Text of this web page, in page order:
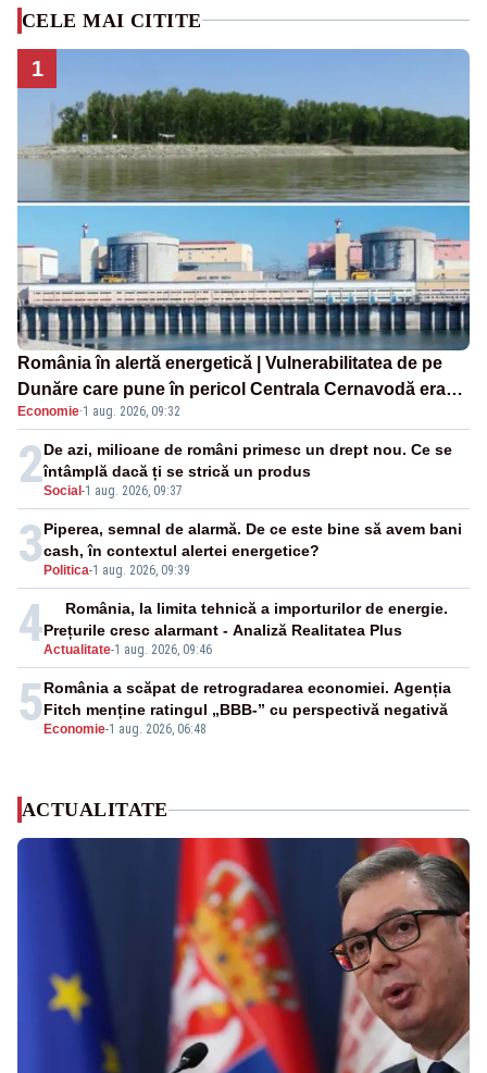
CELE MAI CITITE
1
România în alertă energetică | Vulnerabilitatea de pe
Dunăre care pune în pericol Centrala Cernavodă era
cunoscută de pe vremea lui Ceaușescu
Economie·1 aug. 2026, 09:32
2Social -1 aug. 2026, 09:37
De azi, milioane de români primesc un drept nou. Ce se
întâmplă dacă ți se strică un produs
3 Politica-1 aug. 2026, 09:39
Piperea, semnal de alarmă. De ce este bine să avem bani
cash, în contextul alertei energetice?
4Actualitate-1 aug. 2026, 09:46
România, la limita tehnică a importurilor de energie.
Prețurile cresc alarmant - Analiză Realitatea Plus
5 Economie-1 aug. 2026, 06:48
România a scăpat de retrogradarea economiei. Agenția
Fitch menține ratingul „BBB-” cu perspectivă negativă
ACTUALITATE